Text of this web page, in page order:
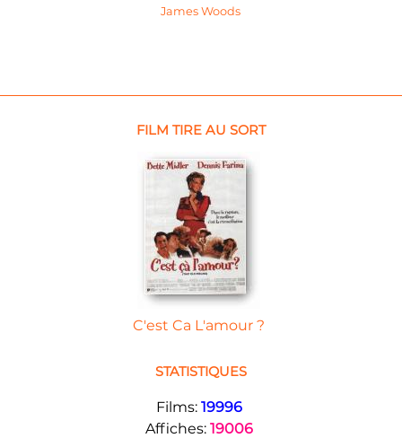
James Woods
FILM TIRE AU SORT
C'est Ca L'amour ?
STATISTIQUES
Films: 19996
Affiches: 19006